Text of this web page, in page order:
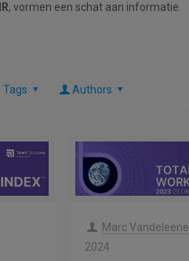
, vormen een schat aan informatie.
Tags Authors
Marc Vandeleene
2024